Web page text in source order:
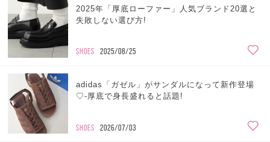
2025年「厚底ローファー」人気ブランド20選と
失敗しない選び方!
SHOES 2025/08/25
adidas「ガゼル」がサンダルになって新作登場
♡-厚底で身長盛れると話題!
SHOES 2026/07/03